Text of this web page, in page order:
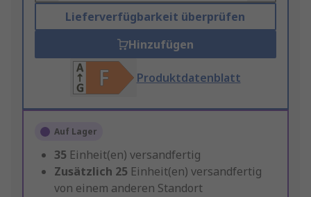
Lieferverfügbarkeit überprüfen
Hinzufügen
Produktdatenblatt
Auf Lager
35 Einheit(en) versandfertig
Zusätzlich 25 Einheit(en) versandfertig
von einem anderen Standort